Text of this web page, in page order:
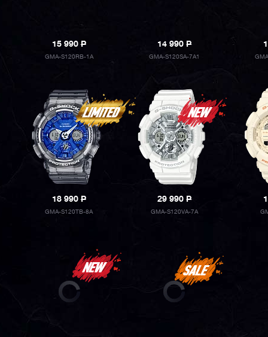
15 990P
GMA-S120RB-1A
14 990P
GMA-S120SA-7A1
18 990P
GMA-S120TB-8A
29 990P
GMA-S120VA-7A